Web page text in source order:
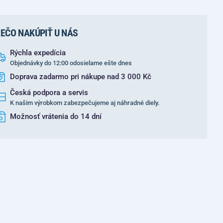
NAKÚPIŤ U NÁS
Rýchla expedícia
Objednávky do 12:00 odosielame ešte dnes
Doprava zadarmo pri nákupe nad 3 000 Kč
Česká podpora a servis
K našim výrobkom zabezpečujeme aj náhradné diely.
Možnosť vrátenia do 14 dní